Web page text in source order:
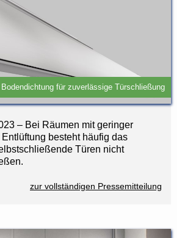
Bodendichtung für zuverlässige Türschließung
– Bei Räumen mit geringer
besteht häufig das
Türen nicht
zur vollständigen Pressemitteilung